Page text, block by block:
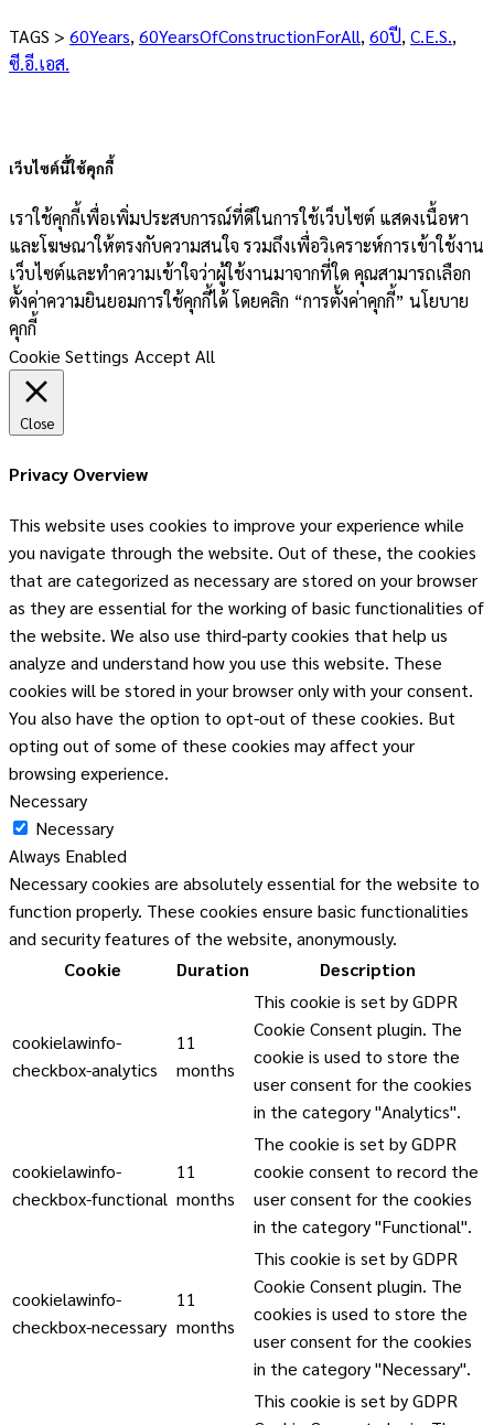
TAGS > 60Years, 60YearsOfConstructionForAll, 60ปี, C.E.S.,
ซี.อี.เอส.
เว็บไซต์นี้ใช้คุกกี้
เราใช้คุกกี้เพื่อเพิ่มประสบการณ์ที่ดีในการใช้เว็บไซต์ แสดงเนื้อหา
และโฆษณาให้ตรงกับความสนใจ รวมถึงเพื่อวิเคราะห์การเข้าใช้งาน
เว็บไซต์และทำความเข้าใจว่าผู้ใช้งานมาจากที่ใด คุณสามารถเลือก
ตั้งค่าความยินยอมการใช้คุกกี้ได้ โดยคลิก “การตั้งค่าคุกกี้” นโยบาย
คุกกี้
Cookie Settings Accept All
Close
Privacy Overview
This website uses cookies to improve your experience while
you navigate through the website. Out of these, the cookies
that are categorized as necessary are stored on your browser
as they are essential for the working of basic functionalities of
the website. We also use third-party cookies that help us
analyze and understand how you use this website. These
cookies will be stored in your browser only with your consent.
You also have the option to opt-out of these cookies. But
opting out of some of these cookies may affect your
browsing experience.
Necessary
Necessary
Always Enabled
Necessary cookies are absolutely essential for the website to
function properly. These cookies ensure basic functionalities
and security features of the website, anonymously.
Cookie
Duration Description
cookielawinfo-
checkbox-analytics
11
months
This cookie is set by GDPR
Cookie Consent plugin. The
cookie is used to store the
user consent for the cookies
in the category "Analytics".
cookielawinfo-
checkbox-functional
11
months
The cookie is set by GDPR
cookie consent to record the
user consent for the cookies
in the category "Functional".
cookielawinfo-
checkbox-necessary
11
months
This cookie is set by GDPR
Cookie Consent plugin. The
cookies is used to store the
user consent for the cookies
in the category "Necessary".
This cookie is set by GDPR